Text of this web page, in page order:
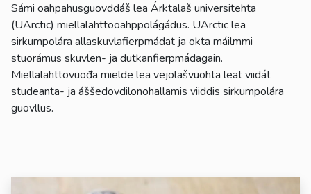
Sámi oahpahusguovddáš lea Árktalaš universitehta
(UArctic) miellalahttooahppolágádus. UArctic lea
sirkumpolára allaskuvlafierpmádat ja okta máilmmi
stuorámus skuvlen- ja dutkanfierpmádagain.
Miellalahttovuođa mielde lea vejolašvuohta leat viidát
studeanta- ja áššedovdilonohallamis viiddis sirkumpolára
guovllus.